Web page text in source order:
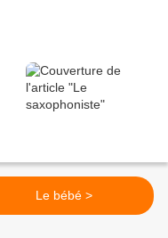
Le bébé >